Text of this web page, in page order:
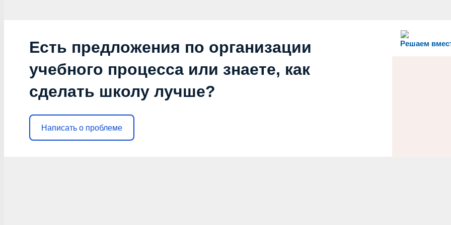
Решаем
Есть предложения по организации
учебного процесса или знаете, как
сделать школу лучше?
Написать о проблеме